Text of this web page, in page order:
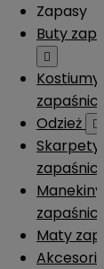
Zapasy
Buty

Kostiumy
Odzież

Skarpety
Manekiny
Maty